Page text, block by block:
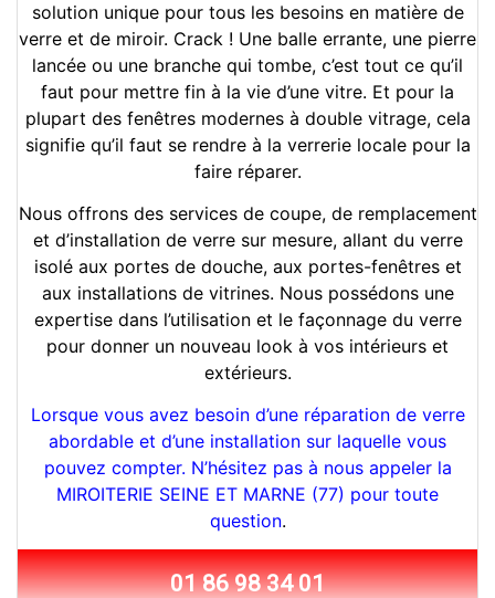
solution unique pour tous les besoins en matière de
verre et de miroir. Crack ! Une balle errante, une pierre
lancée ou une branche qui tombe, c’est tout ce qu’il
faut pour mettre fin à la vie d’une vitre. Et pour la
plupart des fenêtres modernes à double vitrage, cela
signifie qu’il faut se rendre à la verrerie locale pour la
faire réparer.
Nous offrons des services de coupe, de remplacement
et d’installation de verre sur mesure, allant du verre
isolé aux portes de douche, aux portes-fenêtres et
aux installations de vitrines. Nous possédons une
expertise dans l’utilisation et le façonnage du verre
pour donner un nouveau look à vos intérieurs et
extérieurs.
Lorsque vous avez besoin d’une réparation de verre
abordable et d’une installation sur laquelle vous
pouvez compter. N’hésitez pas à nous appeler la
MIROITERIE SEINE ET MARNE (77) pour toute
question.
01 86 98 34 01